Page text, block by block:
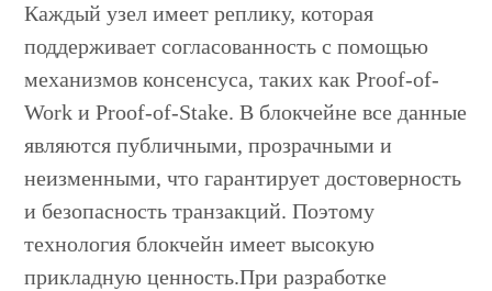
Каждый узел имеет реплику, которая
поддерживает согласованность с помощью
механизмов консенсуса, таких как Proof-of-
Work и Proof-of-Stake. В блокчейне все данные
являются публичными, прозрачными и
неизменными, что гарантирует достоверность
и безопасность транзакций. Поэтому
технология блокчейн имеет высокую
прикладную ценность.При разработке